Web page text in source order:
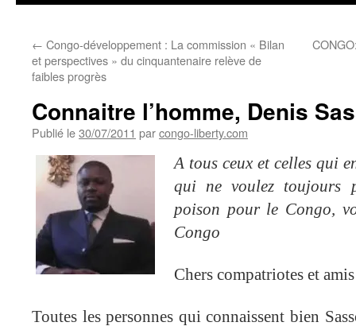
← Congo-développement : La commission « Bilan
et perspectives » du cinquantenaire relève de
faibles progrès
Connaitre l’homme, Denis
Publié le30/07/2011 parcongo-liberty.com
A tous ceux et celles qui
qui ne voulez toujours
poison pour le Congo,
Congo
Chers compatriotes et
Toutes les personnes qui connaissent bien